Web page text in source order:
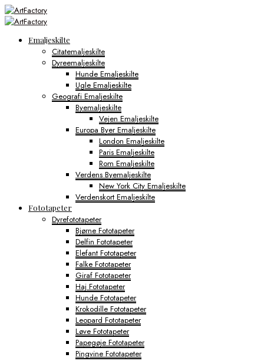
Emaljeskilte
Citatemaljeskilte
Dyreemaljeskilte
Hunde Emaljeskilte
Ugle Emaljeskilte
Geografi Emaljeskilte
Byemaljeskilte
Vejen Emaljeskilte
Europa Byer Emaljeskilte
London Emaljeskilte
Paris Emaljeskilte
Rom Emaljeskilte
Verdens Byemaljeskilte
New York City Emaljeskilte
Verdenskort Emaljeskilte
Fototapeter
Dyrefototapeter
Bjørne Fototapeter
Delfin Fototapeter
Elefant Fototapeter
Falke Fototapeter
Giraf Fototapeter
Haj Fototapeter
Hunde Fototapeter
Krokodille Fototapeter
Leopard Fototapeter
Løve Fototapeter
Papegøje Fototapeter
Pingvine Fototapeter